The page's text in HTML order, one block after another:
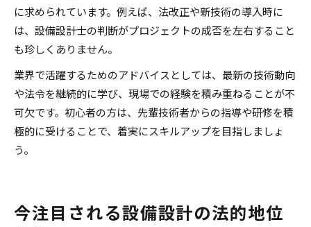
に求められています。例えば、法改正や新技術の導入時に
は、設備設計士の判断がプロジェクトの成否を左右すること
も珍しくありません。
業界で活躍するためのアドバイスとしては、最新の技術動向
や法令を継続的に学び、現場での経験を積み重ねることが不
可欠です。初心者の方は、先輩技術者からの指導や研修を積
極的に受けることで、着実にスキルアップを目指しましょ
う。
今注目される設備設計の法的地位